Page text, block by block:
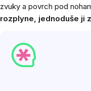
zvuky a povrch pod
rozplyne, jednoduše ji